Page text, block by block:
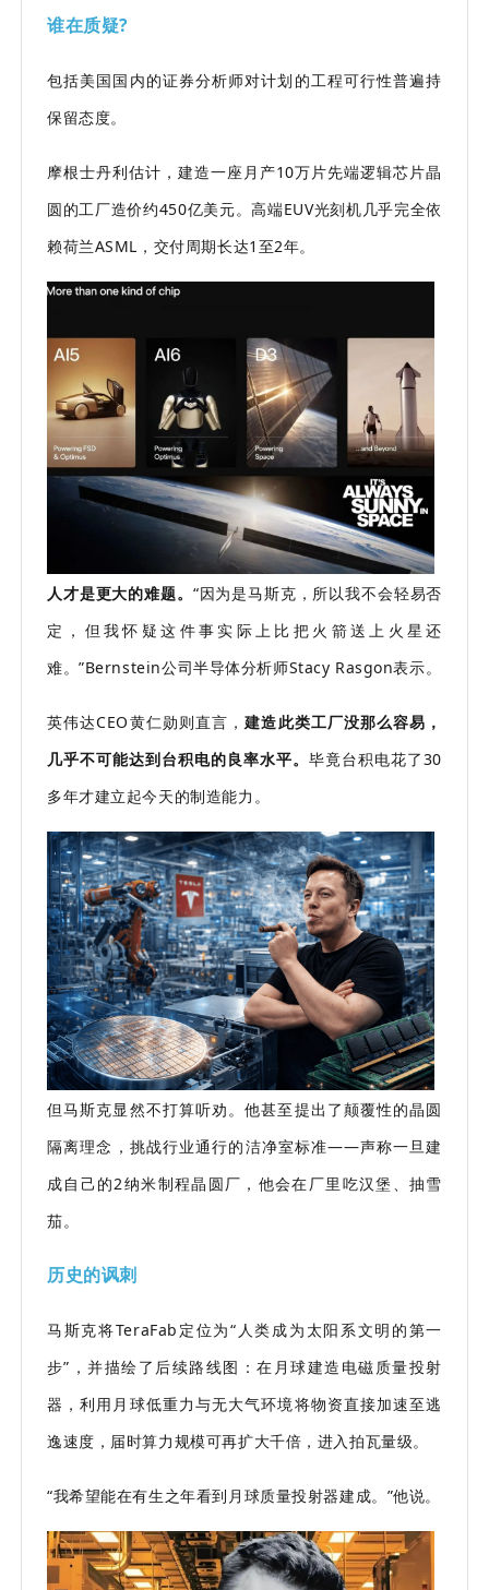
谁在质疑?
包括美国国内的证券分析师对计划的工程可行性普遍持
保留态度。
摩根士丹利估计，建造一座月产10万片先端逻辑芯片晶
圆的工厂造价约450亿美元。高端EUV光刻机几乎完全依
赖荷兰ASML，交付周期长达1至2年。
人才是更大的难题。 “因为是马斯克，所以我不会轻易否
定，但我怀疑这件事实际上比把火箭送上火星还
难。”Bernstein公司半导体分析师Stacy Rasgon表示。
英伟达CEO黄仁勋则直言，建造此类工厂没那么容易，
几乎不可能达到台积电的良率水平。 毕竟台积电花了30
多年才建立起今天的制造能力。
但马斯克显然不打算听劝。他甚至提出了颠覆性的晶圆
隔离理念，挑战行业通行的洁净室标准——声称一旦建
成自己的2纳米制程晶圆厂，他会在厂里吃汉堡、抽雪
茄。
历史的讽刺
马斯克将TeraFab定位为“人类成为太阳系文明的第一
步”，并描绘了后续路线图：在月球建造电磁质量投射
器，利用月球低重力与无大气环境将物资直接加速至逃
逸速度，届时算力规模可再扩大千倍，进入拍瓦量级。
“我希望能在有生之年看到月球质量投射器建成。”他说。